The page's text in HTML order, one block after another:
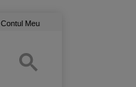
Contul Meu